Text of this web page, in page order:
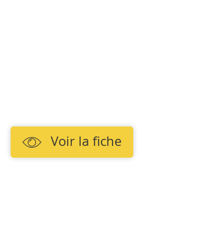
Voir la fiche